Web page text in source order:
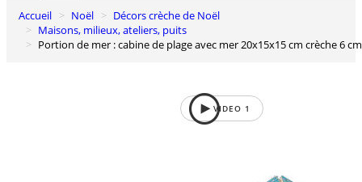
0
Panier
Accueil Noël
Décors crèche de Noël
Maisons, milieux, ateliers, puits
Portion de mer : cabine de plage avec mer 20x15x15 cm crèche 6 cm
VIDEO 1